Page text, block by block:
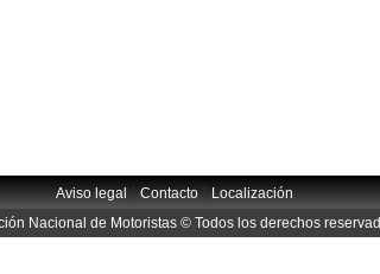
Aviso legal|Contacto|Localización
Nacional de Motoristas © Todos los derechos